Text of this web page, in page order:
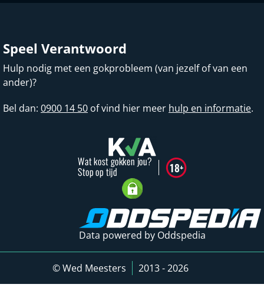
Speel Verantwoord
Hulp nodig met een gokprobleem (van jezelf of van een
ander)?
Bel dan: 0900 14 50 of vind hier meer hulp en informatie.
Data powered by Oddspedia
© Wed Meesters 2013 - 2026